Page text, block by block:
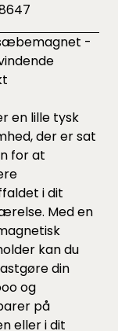
-
en lille tysk
der er sat
for at
i dit
Med en
kan du
din
og
på
eller i dit